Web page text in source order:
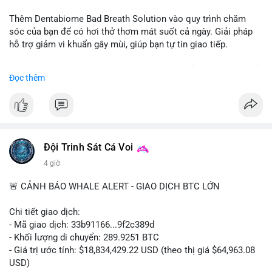
Thêm Dentabiome Bad Breath Solution vào quy trình chăm
sóc của bạn để có hơi thở thơm mát suốt cả ngày. Giải pháp
hỗ trợ giảm vi khuẩn gây mùi, giúp bạn tự tin giao tiếp.
lớn cho nụ cười khỏe mạnh.
#dentabiome #badbreathsolution
Đọc thêm
Đội Trinh Sát Cá Voi
4 giờ
🚨 CẢNH BÁO WHALE ALERT - GIAO DỊCH BTC LỚN
Chi tiết giao dịch:
- Mã giao dịch: 33b91166...9f2c389d
- Khối lượng di chuyển: 289.9251 BTC
- Giá trị ước tính: $18,834,429.22 USD (theo thị giá $64,963.08
USD)